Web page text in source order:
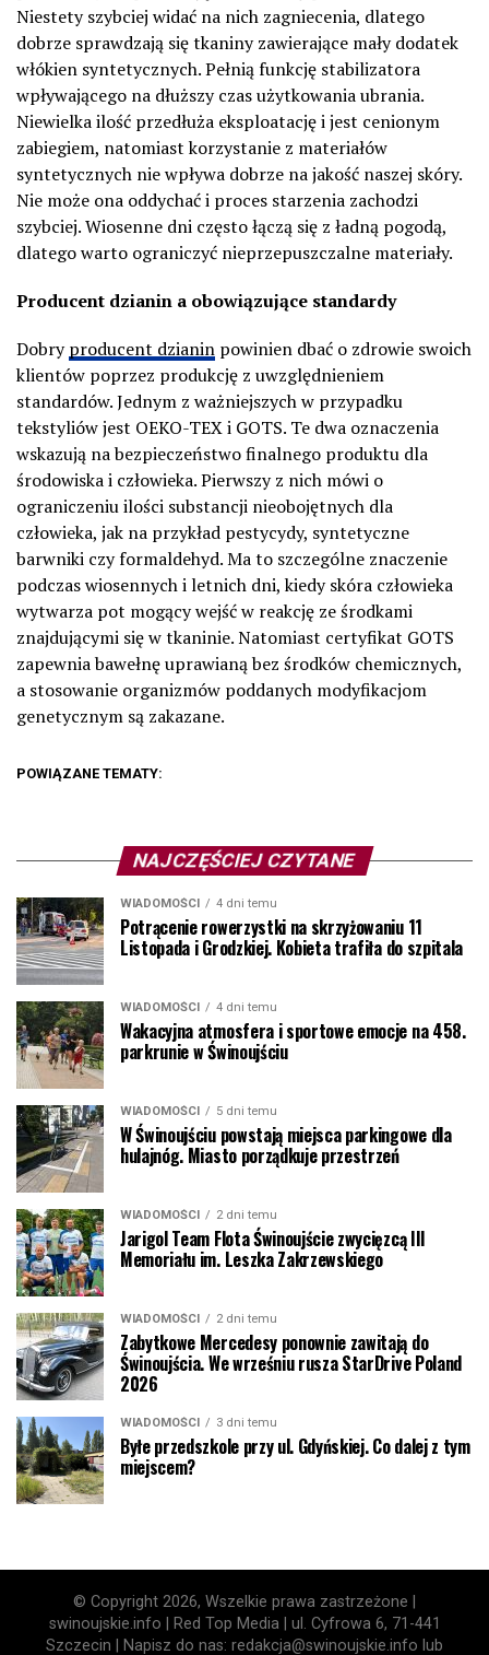
Niestety szybciej widać na nich zagniecenia, dlatego
dobrze sprawdzają się tkaniny zawierające mały dodatek
włókien syntetycznych. Pełnią funkcję stabilizatora
wpływającego na dłuższy czas użytkowania ubrania.
Niewielka ilość przedłuża eksploatację i jest cenionym
zabiegiem, natomiast korzystanie z materiałów
syntetycznych nie wpływa dobrze na jakość naszej skóry.
Nie może ona oddychać i proces starzenia zachodzi
szybciej. Wiosenne dni często łączą się z ładną pogodą,
dlatego warto ograniczyć nieprzepuszczalne materiały.
Producent dzianin a obowiązujące standardy
Dobryproducent dzianin powinien dbać o zdrowie swoich
klientów poprzez produkcję z uwzględnieniem
standardów. Jednym z ważniejszych w przypadku
tekstyliów jest OEKO-TEX i GOTS. Te dwa oznaczenia
wskazują na bezpieczeństwo finalnego produktu dla
środowiska i człowieka. Pierwszy z nich mówi o
ograniczeniu ilości substancji nieobojętnych dla
człowieka, jak na przykład pestycydy, syntetyczne
barwniki czy formaldehyd. Ma to szczególne znaczenie
podczas wiosennych i letnich dni, kiedy skóra człowieka
wytwarza pot mogący wejść w reakcję ze środkami
znajdującymi się w tkaninie. Natomiast certyfikat GOTS
zapewnia bawełnę uprawianą bez środków chemicznych,
a stosowanie organizmów poddanych modyfikacjom
genetycznym są zakazane.
POWIĄZANE TEMATY:
NAJCZĘŚCIEJ CZYTANE
WIADOMOŚCI 4 dni temu
Potrącenie rowerzystki na skrzyżowaniu 11
Listopada i Grodzkiej. Kobieta trafiła do szpitala
WIADOMOŚCI 4 dni temu
Wakacyjna atmosfera i sportowe emocje na 458.
parkrunie w Świnoujściu
WIADOMOŚCI 5 dni temu
W Świnoujściu powstają miejsca parkingowe dla
hulajnóg. Miasto porządkuje przestrzeń
WIADOMOŚCI 2 dni temu
Jarigol Team Flota Świnoujście zwycięzcą III
Memoriału im. Leszka Zakrzewskiego
WIADOMOŚCI 2 dni temu
Zabytkowe Mercedesy ponownie zawitają do
Świnoujścia. We wrześniu rusza StarDrive Poland
2026
WIADOMOŚCI 3 dni temu
Byłe przedszkole przy ul. Gdyńskiej. Co dalej z tym
miejscem?
© Copyright 2026, Wszelkie prawa zastrzeżone |
swinoujskie.info | Red Top Media | ul. Cyfrowa 6, 71-441
Szczecin | Napisz do nas: redakcja@swinoujskie.info lub